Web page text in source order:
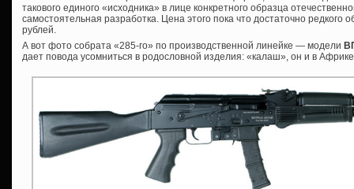
такового единого «исходника» в лице конкретного образца
самостоятельная разработка. Цена этого пока что достаточно редкого
рублей.
А вот фото собрата «285-го» по производственной линейке — модели
дает повода усомниться в родословной изделия: «калаш», он и в